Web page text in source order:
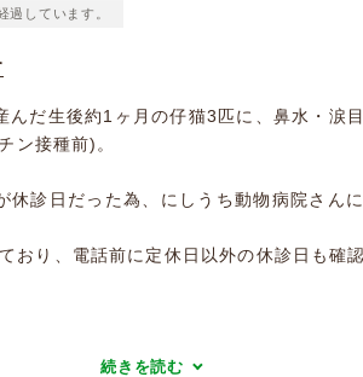
過しています。
んだ生後約1ヶ月の仔猫3匹に、鼻水・涙
ン接種前)。
休診日だった為、にしうち動物病院さん
おり、電話前に定休日以外の休診日も確
続きを読む